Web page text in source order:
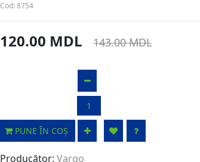
Cod:8754
120.00 MDL 143.00 MDL
PUNE ÎN COȘ
Producător: Vargo